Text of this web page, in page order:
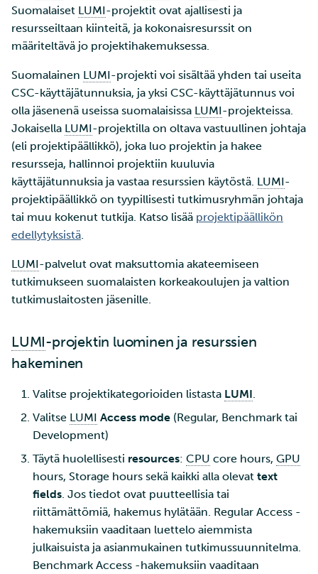
Suomalaiset LUMI-projektit ovat ajallisesti ja
resursseiltaan kiinteitä, ja kokonaisresurssit on
määriteltävä jo projektihakemuksessa.
Suomalainen LUMI-projekti voi sisältää yhden tai useita
CSC-käyttäjätunnuksia, ja yksi CSC-käyttäjätunnus voi
olla jäsenenä useissa suomalaisissa LUMI-projekteissa.
Jokaisella LUMI-projektilla on oltava vastuullinen johtaja
(eli projektipäällikkö), joka luo projektin ja hakee
resursseja, hallinnoi projektiin kuuluvia
käyttäjätunnuksia ja vastaa resurssien käytöstä. LUMI-
projektipäällikkö on tyypillisesti tutkimusryhmän johtaja
tai muu kokenut tutkija. Katso lisää projektipäällikön
edellytyksistä
LUMI-palvelut ovat maksuttomia akateemiseen
tutkimukseen suomalaisten korkeakoulujen ja valtion
tutkimuslaitosten jäsenille.
LUMI-projektin luominen ja resurssien
hakeminen
Valitse projektikategorioiden listasta LUMI
Valitse LUMI Access mode (Regular, Benchmark tai
Development)
Täytä huolellisesti resources: CPU core hours, GPU
hours, Storage hours sekä kaikki alla olevat text
fields . Jos tiedot ovat puutteellisia tai
riittämättömiä, hakemus hylätään. Regular Access -
hakemuksiin vaaditaan luettelo aiemmista
julkaisuista ja asianmukainen tutkimussuunnitelma.
Benchmark Access -hakemuksiin vaaditaan